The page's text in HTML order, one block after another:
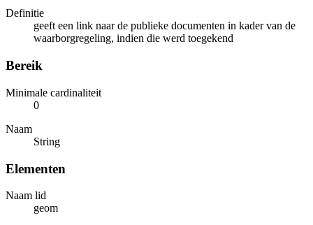
Definitie
geeft een link naar de publieke documenten in kader van de
waarborgregeling, indien die werd toegekend
Bereik
Minimale cardinaliteit
0
Naam
String
Elementen
Naam lid
geom